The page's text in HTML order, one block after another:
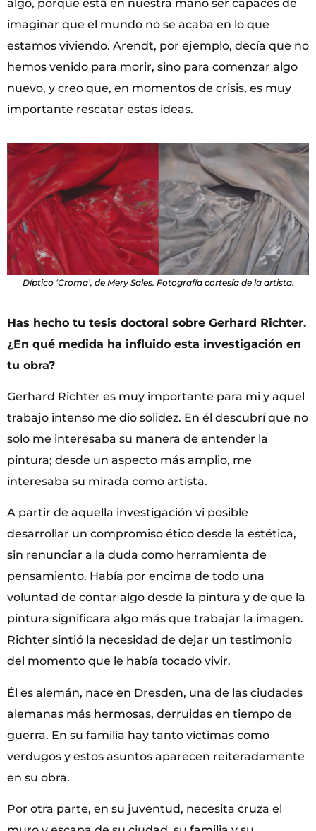
algo, porque está en nuestra mano ser capaces de
imaginar que el mundo no se acaba en lo que
estamos viviendo. Arendt, por ejemplo, decía que no
hemos venido para morir, sino para comenzar algo
nuevo, y creo que, en momentos de crisis, es muy
importante rescatar estas ideas.
Díptico ‘Croma’, de Mery Sales. Fotografía cortesía de la artista.
Has hecho tu tesis doctoral sobre Gerhard Richter.
¿En qué medida ha influido esta investigación en
tu obra?
Gerhard Richter es muy importante para mi y aquel
trabajo intenso me dio solidez. En él descubrí que no
solo me interesaba su manera de entender la
pintura; desde un aspecto más amplio, me
interesaba su mirada como artista.
A partir de aquella investigación vi posible
desarrollar un compromiso ético desde la estética,
sin renunciar a la duda como herramienta de
pensamiento. Había por encima de todo una
voluntad de contar algo desde la pintura y de que la
pintura significara algo más que trabajar la imagen.
Richter sintió la necesidad de dejar un testimonio
del momento que le había tocado vivir.
Él es alemán, nace en Dresden, una de las ciudades
alemanas más hermosas, derruidas en tiempo de
guerra. En su familia hay tanto víctimas como
verdugos y estos asuntos aparecen reiteradamente
en su obra.
Por otra parte, en su juventud, necesita cruza el